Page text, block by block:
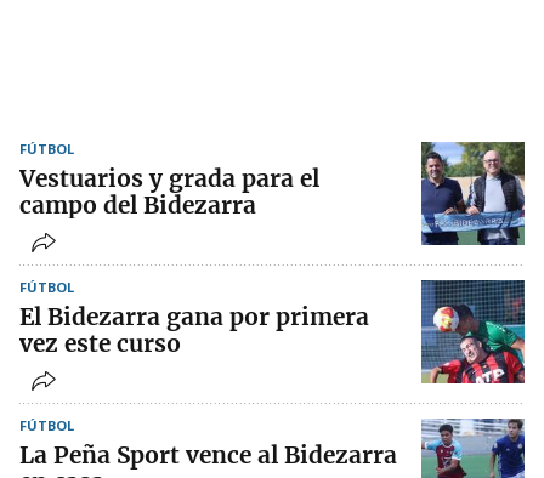
FÚTBOL
Vestuarios y grada para el
campo del Bidezarra
FÚTBOL
El Bidezarra gana por primera
vez este curso
FÚTBOL
La Peña Sport vence al Bidezarra